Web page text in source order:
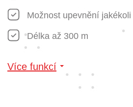
Možnost upevnění
Délka až 300 m
Více funkcí